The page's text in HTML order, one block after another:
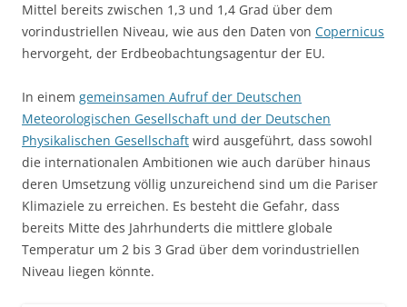
Mittel bereits zwischen 1,3 und 1,4 Grad über dem
vorindustriellen Niveau, wie aus den Daten von Copernicus
hervorgeht, der Erdbeobachtungsagentur der EU.
In einem gemeinsamen Aufruf der Deutschen
Meteorologischen Gesellschaft und der Deutschen
Physikalischen Gesellschaft wird ausgeführt, dass sowohl
die internationalen Ambitionen wie auch darüber hinaus
deren Umsetzung völlig unzureichend sind um die Pariser
Klimaziele zu erreichen. Es besteht die Gefahr, dass
bereits Mitte des Jahrhunderts die mittlere globale
Temperatur um 2 bis 3 Grad über dem vorindustriellen
Niveau liegen könnte.